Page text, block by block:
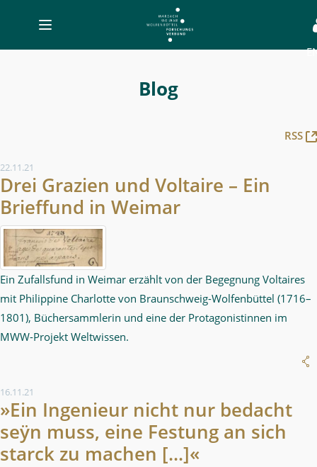
Toggle
navigation
Blog
RSS
22.11.21
Drei Grazien und Voltaire – Ein
Brieffund in Weimar
Ein Zufallsfund in Weimar erzählt von der Begegnung Voltaires
mit Philippine Charlotte von Braunschweig-Wolfenbüttel (1716–
1801), Büchersammlerin und eine der Protagonistinnen im
MWW-Projekt Weltwissen.
16.11.21
»Ein Ingenieur nicht nur bedacht
seÿn muss, eine Festung an sich
starck zu machen [...]«